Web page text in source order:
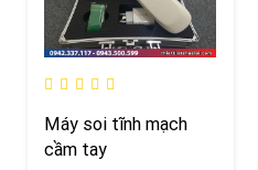
Máy soi tĩnh mạch
cầm tay